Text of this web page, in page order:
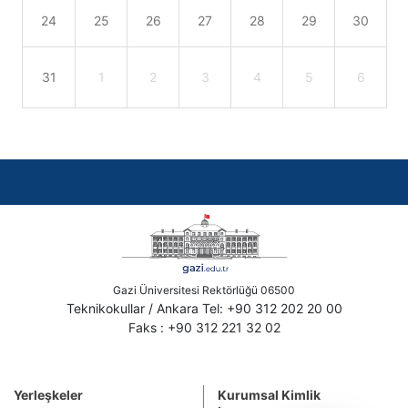
24 25 26 27 28 29 30
31 1 2 3 4 5 6
Gazi Üniversitesi Rektörlüğü 06500
Teknikokullar / Ankara Tel: +90 312 202 20 00
Faks : +90 312 221 32 02
Yerleşkeler
Kurumsal Kimlik